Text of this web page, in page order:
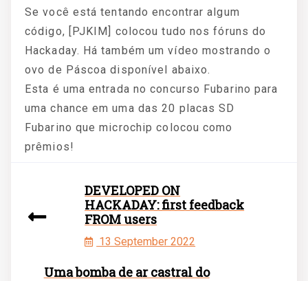
Se você está tentando encontrar algum
código, [PJKIM] colocou tudo nos fóruns do
Hackaday. Há também um vídeo mostrando o
ovo de Páscoa disponível abaixo.
Esta é uma entrada no concurso Fubarino para
uma chance em uma das 20 placas SD
Fubarino que microchip colocou como
prêmios!
DEVELOPED ON
HACKADAY: first feedback
FROM users
13 September 2022
Uma bomba de ar castral do